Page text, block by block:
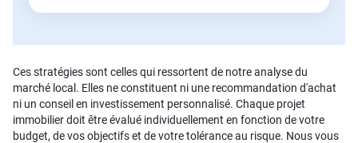
Ces stratégies sont celles qui ressortent de notre analyse du
marché local. Elles ne constituent ni une recommandation d'achat
ni un conseil en investissement personnalisé. Chaque projet
immobilier doit être évalué individuellement en fonction de votre
budget, de vos objectifs et de votre tolérance au risque. Nous vous